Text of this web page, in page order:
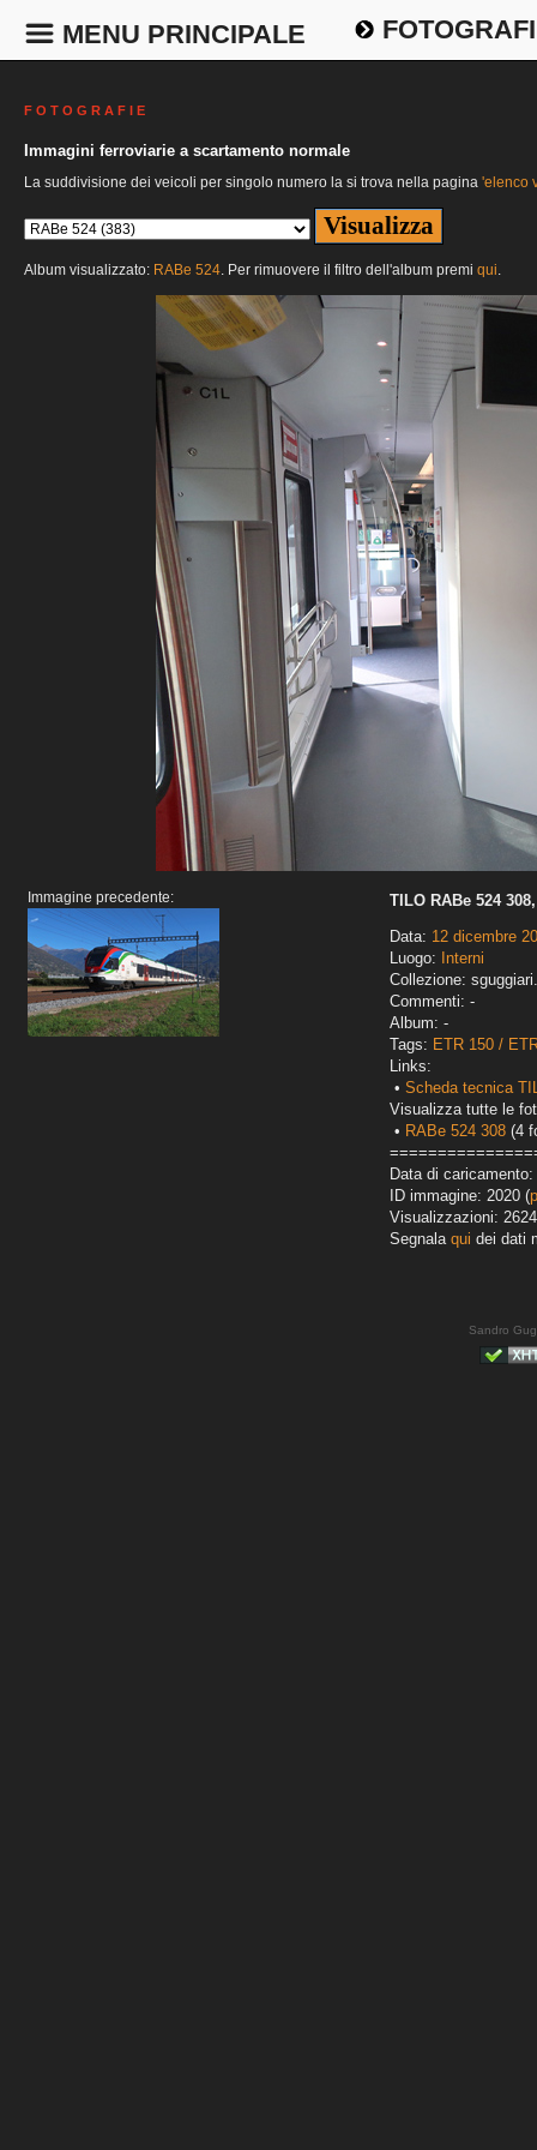
MENU PRINCIPALE
F O T O G R A F I E
Immagini ferroviarie a scartamento normale
La suddivisione dei veicoli per singolo numero la si trova nella pagina 'elenco
Album visualizzato: RABe 524. Per rimuovere il filtro dell'album premi qui.
Immagine precedente:
TILO RABe 524
Data: 12 dicembre
Luogo:
Interni
Collezione:
Commenti: -
Album: -
Tags: ETR 150 /
Links:
• Scheda tecnica
Visualizza tutte le
• RABe 524 308 (4
Data di
ID immagine: 2020 (
Visualizzazioni: 2624
Segnala qui dei dati
Sandro